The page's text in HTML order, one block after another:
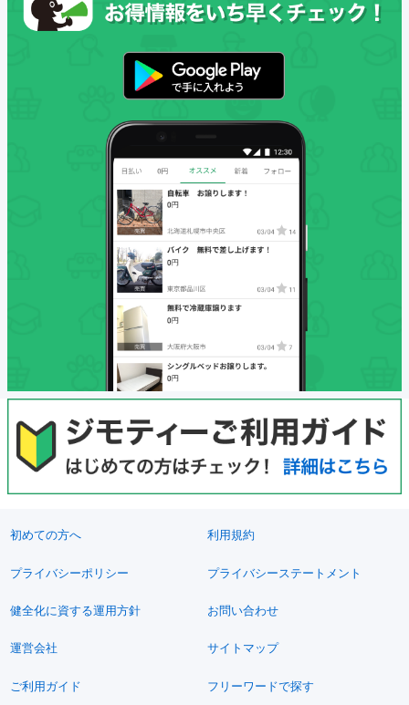
初めての方へ 利用規約
プライバシーポリシー プライバシーステートメント
健全化に資する運用方針 お問い合わせ
運営会社 サイトマップ
ご利用ガイド フリーワードで探す